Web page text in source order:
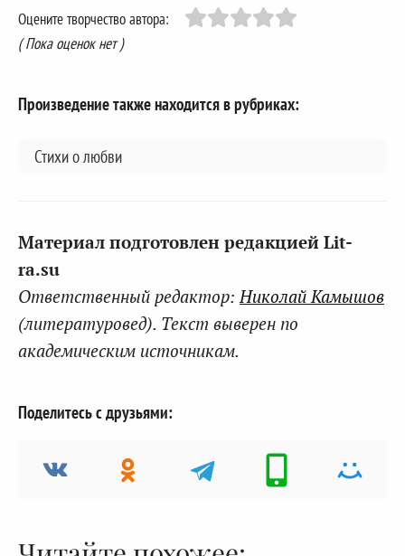
Оцените творчество автора:
( Пока оценок нет )
Произведение также находится в рубриках:
Стихи о любви
Материал подготовлен редакцией Lit-
ra.su
Ответственный редактор:Николай Камышов
(литературовед). Текст выверен по
академическим источникам.
Поделитесь с друзьями: